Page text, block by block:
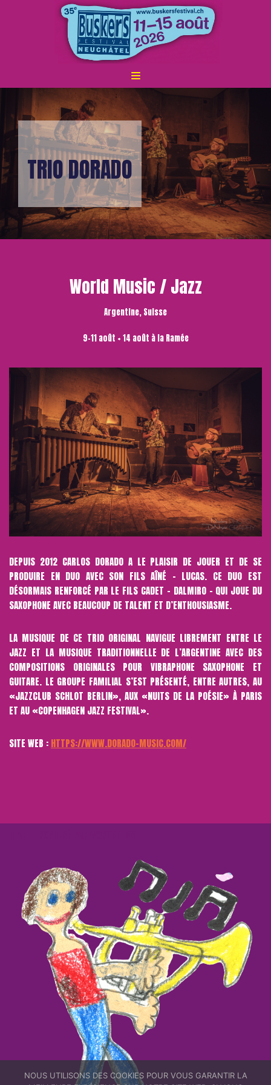
TRIO DORADO
World Music / Jazz
Argentine, Suisse
9-11 août + 14 août à la Ramée
DEPUIS 2012 CARLOS DORADO A LE PLAISIR DE JOUER ET DE SE
PRODUIRE EN DUO AVEC SON FILS AÎNÉ – LUCAS. CE DUO EST
DÉSORMAIS RENFORCÉ PAR LE FILS CADET – DALMIRO – QUI JOUE DU
SAXOPHONE AVEC BEAUCOUP DE TALENT ET D’ENTHOUSIASME.
LA MUSIQUE DE CE TRIO ORIGINAL NAVIGUE LIBREMENT ENTRE LE
JAZZ ET LA MUSIQUE TRADITIONNELLE DE L’ARGENTINE AVEC DES
COMPOSITIONS ORIGINALES POUR VIBRAPHONE SAXOPHONE ET
GUITARE. LE GROUPE FAMILIAL S’EST PRÉSENTÉ, ENTRE AUTRES, AU
«JAZZCLUB SCHLOT BERLIN», AUX «NUITS DE LA POÉSIE» À PARIS
ET AU «COPENHAGEN JAZZ FESTIVAL».
SITE WEB : HTTPS://WWW.DORADO-MUSIC.COM/
NOUS UTILISONS DES COOKIES POUR VOUS GARANTIR LA